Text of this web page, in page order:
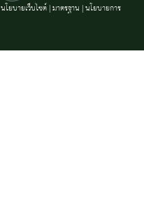
นโยบายเว็บไซต์|มาตรฐาน |นโยบายการ